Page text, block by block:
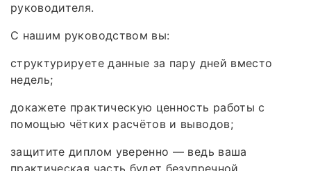
руководителя.
С нашим руководством вы:
структурируете данные за пару дней вместо
недель;
докажете практическую ценность работы с
помощью чётких расчётов и выводов;
защитите диплом уверенно — ведь ваша